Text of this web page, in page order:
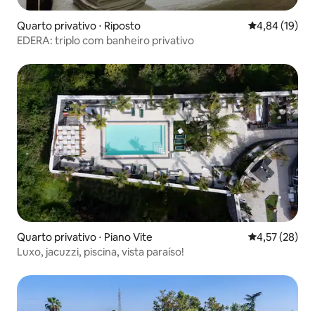
Quarto privativo ⋅ Riposto 4,84 de uma
4,84 (19)
EDERA: triplo com banheiro privativo
Quarto privativo ⋅ Piano Vite 4,57 de uma
4,57 (28)
Luxo, jacuzzi, piscina, vista paraíso!